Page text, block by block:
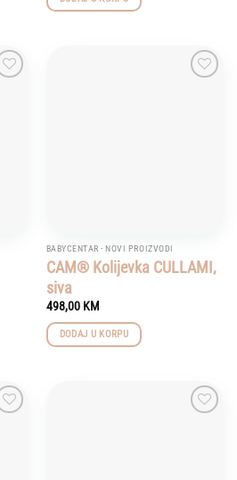
BABYCENTAR - NOVI PROIZVODI
CAM® Kolijevka CULLAMI,
siva
498,00 KM
DODAJ U KORPU